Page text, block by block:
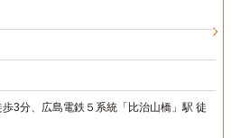
3分、広島電鉄５系統「比治山橋」駅 徒